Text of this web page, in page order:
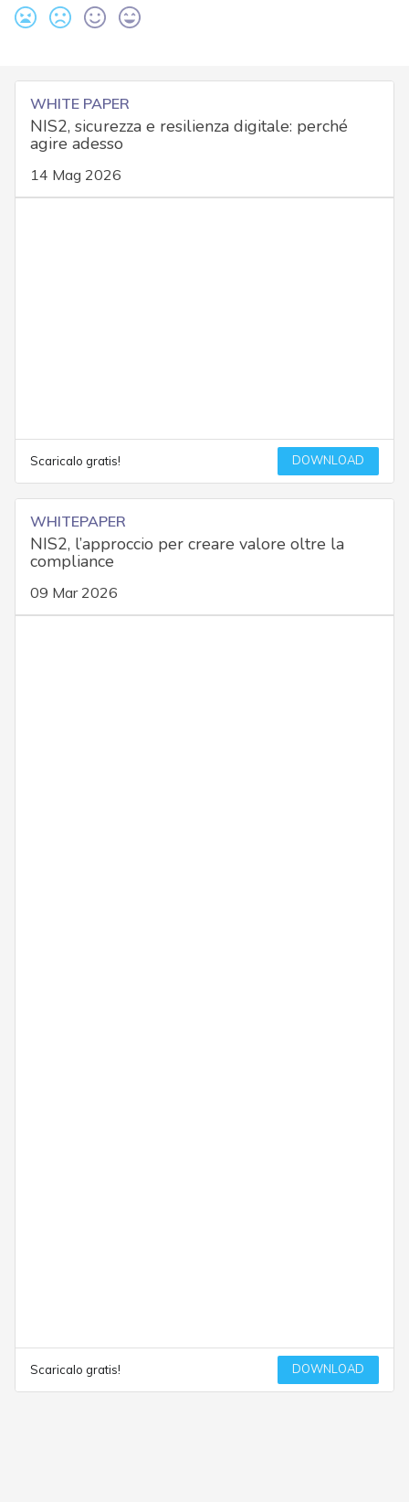
WHITE PAPER
NIS2, sicurezza e resilienza digitale: perché
agire adesso
14 Mag 2026
Scaricalo gratis! DOWNLOAD
WHITEPAPER
NIS2, l’approccio per creare valore oltre la
compliance
09 Mar 2026
Scaricalo gratis! DOWNLOAD